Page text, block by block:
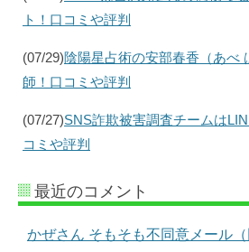
ト！口コミや評判
(07/29)陰陽星占術の安部春香（あべ
師！口コミや評判
(07/27)SNS詐欺被害調査チームは
コミや評判
最近のコメント
かぜさん そもそも不同意メール